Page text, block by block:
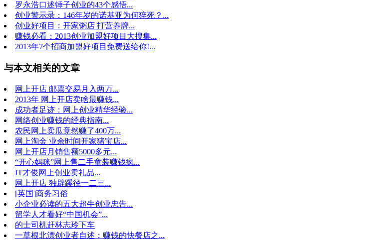
罗永浩口述锤子创业的43个感悟...
创业警示录：146年岁的诺基亚为何猝死？...
创业好项目：开家粥店 打营养牌...
赚钱必看：2013创业加盟好项目大搜集...
2013年7个招商加盟好项目免费送给你!...
与本文相关的文章
网上开店 邮票交易月入两万...
2013年 网上开店卖啥最赚钱...
成功者足迹：网上创业精华经验...
网络创业赚钱的经典指南...
农民网上卖瓜竟然赚了400万...
网上淘金 业余时间开家猪宝店...
网上开店月销售额5000多元...
“开心妈咪”网上售二手童装赚钱疯...
IT才俊网上创业卖礼品...
网上开店 独辟蹊径一二三...
[英国]商务习俗
小企业必读的五大超牛创业忠告...
留学人才看好“中国机会”...
的士司机赶林志玲下车
一草根北漂创业者自述：赚钱的快餐店之...